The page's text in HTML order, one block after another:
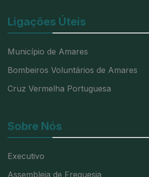
Ligações Úteis
Município de Amares
Bombeiros Voluntários de Amares
Cruz Vermelha Portuguesa
Sobre Nós
Executivo
Assembleia de Freguesia